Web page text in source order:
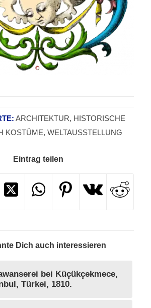
ARCHITEKTUR, HISTORISCHE
KOSTÜME,WELTAUSSTELLUNG
Eintrag teilen
Dich auch interessieren
bei Küçükçekmece,
Türkei, 1810.